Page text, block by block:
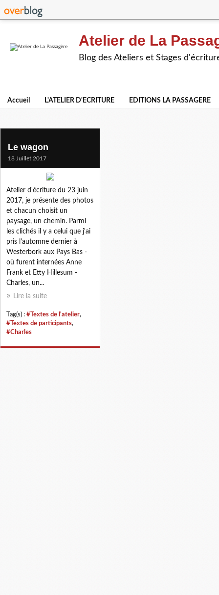
Atelier de La
Blog des Ateliers et Stages
Accueil L'ATELIER D'ECRITURE EDITIONS LA PASSAGERE
charles
Le wagon
18 Juillet 2017
Atelier d'écriture du 23 juin
2017, je présente des photos
et chacun choisit un
paysage, un chemin. Parmi
les clichés il y a celui que j'ai
pris l'automne dernier à
Westerbork aux Pays Bas -
où furent internées Anne
Frank et Etty Hillesum -
Charles, un...
Lire la suite
Tag(s) : #Textes de l'atelier,
#Textes de participants,
#Charles